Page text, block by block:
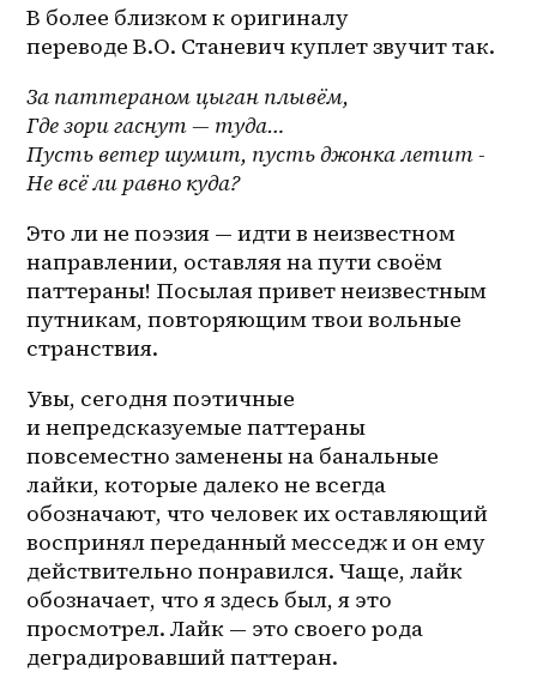
В более близком к оригиналу
переводе В.О. Станевич куплет звучит так.
За паттераном цыган плывём,
Где зори гаснут — туда…
Пусть ветер шумит, пусть джонка летит -
Не всё ли равно куда?
Это ли не поэзия — идти в неизвестном
направлении, оставляя на пути своём
паттераны! Посылая привет неизвестным
путникам, повторяющим твои вольные
странствия.
Увы, сегодня поэтичные
и непредсказуемые паттераны
повсеместно заменены на банальные
лайки, которые далеко не всегда
обозначают, что человек их оставляющий
воспринял переданный месседж и он ему
действительно понравился. Чаще, лайк
обозначает, что я здесь был, я это
просмотрел. Лайк — это своего рода
деградировавший паттеран.